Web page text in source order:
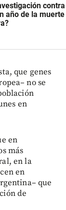
contra
año de la muerte
que genes
no se
en
en
más
en la
en
que
de